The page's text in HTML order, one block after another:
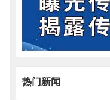
热门新闻